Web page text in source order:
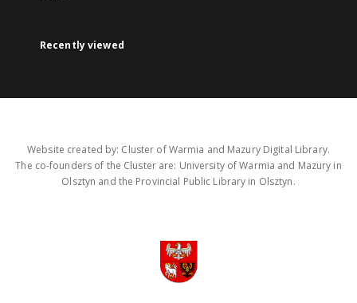
Recently viewed
Website created by: Cluster of Warmia and Mazury Digital Library.
The co-founders of the Cluster are: University of Warmia and Mazury in
Olsztyn and the Provincial Public Library in Olsztyn.